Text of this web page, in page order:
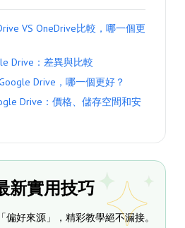
VS OneDrive比較，哪一個更
Drive：差異與比較
Drive，哪一個更好？
Drive：價格、儲存空間和安
新實用技巧
好來源」，精彩教學絕不漏接。